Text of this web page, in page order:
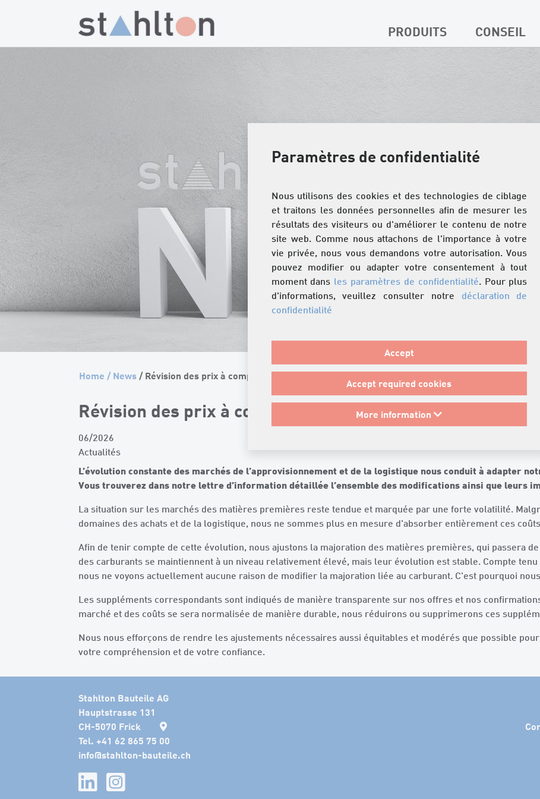
Paramètres de confidentialité
Nous utilisons des cookies et des technologies de ciblage
et traitons les données personnelles afin de mesurer les
résultats des visiteurs ou d'améliorer le contenu de notre
site web. Comme nous attachons de l'importance à votre
vie privée, nous vous demandons votre autorisation. Vous
pouvez modifier ou adapter votre consentement à tout
moment dans les paramètres de confidentialité. Pour plus
d'informations, veuillez consulter notre déclaration de
confidentialité
Accept
Accept required cookies
More information
PRODUITS CONSEIL
Home /News / Révision des prix à compter de juin 2026
Révision des prix à compter de juin 2026
06/2026
Actualités
L’évolution constante des marchés de l’approvisionnement et de la logistique nous conduit à adapter
Vous trouverez dans notre lettre d’information détaillée l’ensemble des modifications ainsi que leurs
La situation sur les marchés des matières premières reste tendue et marquée par une forte volatilité.
domaines des achats et de la logistique, nous ne sommes plus en mesure d'absorber entièrement ces
Afin de tenir compte de cette évolution, nous ajustons la majoration des matières premières, qui passera
des carburants se maintiennent à un niveau relativement élevé, mais leur évolution est stable. Compte
nous ne voyons actuellement aucune raison de modifier la majoration liée au carburant. C'est pourquoi
Les suppléments correspondants sont indiqués de manière transparente sur nos offres et nos
marché et des coûts se sera normalisée de manière durable, nous réduirons ou supprimerons ces
Nous nous efforçons de rendre les ajustements nécessaires aussi équitables et modérés que possible
votre compréhension et de votre confiance.
Stahlton Bauteile AG
Hauptstrasse 131
CH-5070 Frick
Tel. +41 62 865 75 00
info@stahlton-bauteile.ch